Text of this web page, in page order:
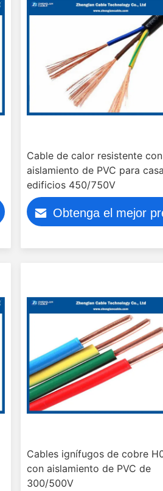
Cable de calor resistente con
aislamiento de PVC para
edificios 450/750V
Obtenga el mejor
Cables ignífugos de cobre
con aislamiento de PVC de
300/500V